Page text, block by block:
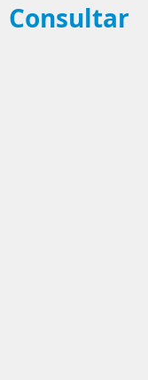
Consultar